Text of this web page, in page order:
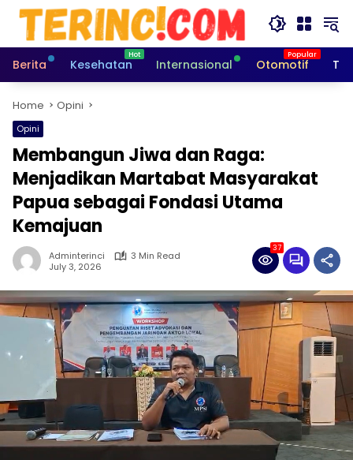
Skip
content
Berita
Kesehatan Internasional Otomotif
Home Opini
Opini
Membangun Jiwa dan Raga:
Menjadikan Martabat Masyarakat
Papua sebagai Fondasi Utama
Kemajuan
Adminterinci
3 Min Read
July 3, 2026
37